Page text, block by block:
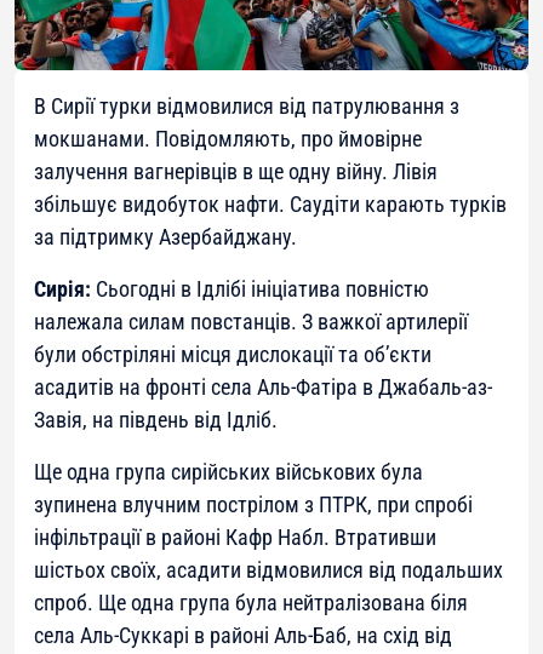
В Сирії турки відмовилися від патрулювання з
мокшанами. Повідомляють, про ймовірне
залучення вагнерівців в ще одну війну. Лівія
збільшує видобуток нафти. Саудіти карають турків
за підтримку Азербайджану.
Сирія: Сьогодні в Ідлібі ініціатива повністю
належала силам повстанців. З важкої артилерії
були обстріляні місця дислокації та об’єкти
асадитів на фронті села Аль-Фатіра в Джабаль-аз-
Завія, на південь від Ідліб.
Ще одна група сирійських військових була
зупинена влучним пострілом з ПТРК, при спробі
інфільтрації в районі Кафр Набл. Втративши
шістьох своїх, асадити відмовилися від подальших
спроб. Ще одна група була нейтралізована біля
села Аль-Суккарі в районі Аль-Баб, на схід від